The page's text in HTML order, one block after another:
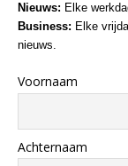
Nieuws: Elke
Business: Elke
nieuws.
Voornaam
Achternaam